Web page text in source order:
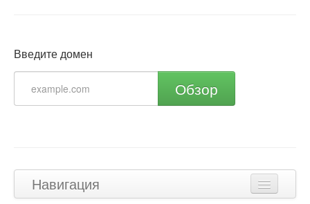
Введите домен
Обзор
Навигация